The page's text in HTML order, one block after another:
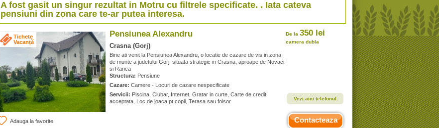
A fost gasit un singur rezultat in Motru cu filtrele specificate. . Iata cateva
pensiuni din zona care te-ar putea interesa.
Tichete
Vacanță
Adauga la favorite
Pensiunea Alexandru
Crasna (Gorj)
Bine ati venit la Pensiunea Alexandru, o locatie de cazare de vis in zona
de munte a judetului Gorj, situata strategic in Crasna, aproape de Novaci
si Ranca
Structura: Pensiune
Cazare: Camere - Locuri de cazare nespecificate
Servicii: Piscina, Ciubar, Internet, Gratar in curte, Carte de credit
acceptata, Loc de joaca pt copii, Terasa sau foisor
De la 350 lei
camera dubla
Vezi aici telefonul
Contacteaza